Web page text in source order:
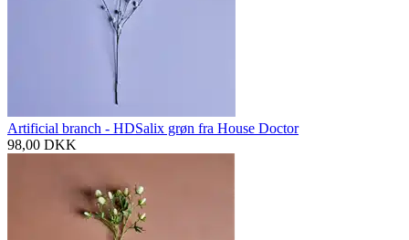
Artificial branch - HDSalix grøn fra House Doctor
98,00 DKK